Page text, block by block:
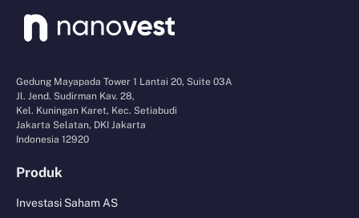
Gedung Mayapada Tower 1 Lantai 20, Suite 03A
Jl. Jend. Sudirman Kav. 28,
Kel. Kuningan Karet, Kec. Setiabudi
Jakarta Selatan, DKI Jakarta
Indonesia 12920
Produk
Investasi Saham AS